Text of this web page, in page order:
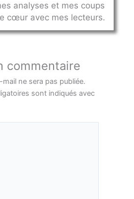
analyses et mes coups
cœur avec mes lecteurs.
commentaire
ne sera pas publiée.
sont indiqués avec